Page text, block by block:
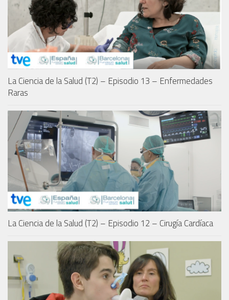
La Ciencia de la Salud (T2) – Episodio 13 – Enfermedades
Raras
La Ciencia de la Salud (T2) – Episodio 12 – Cirugía Cardíaca